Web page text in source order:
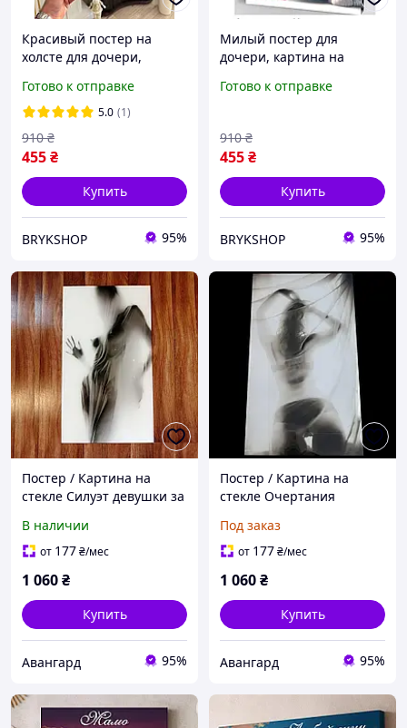
Красивый постер на
холсте для дочери,
картина для дочки
Готово к отправке
5.0 (1)
455₴
910 ₴
Купить
BRYKSHOP 95%
Милый постер для
дочери, картина на
мамы
Готово к отправке
455₴
910 ₴
Купить
BRYKSHOP 95%
Постер / Картина на
стекле Силуэт девушки за
В наличии
от 177₴/мес
1 060₴
Купить
Авангард 95%
Постер / Картина на
стекле Очертания
тканью
Под заказ
от 177₴/мес
1 060₴
Купить
Авангард 95%